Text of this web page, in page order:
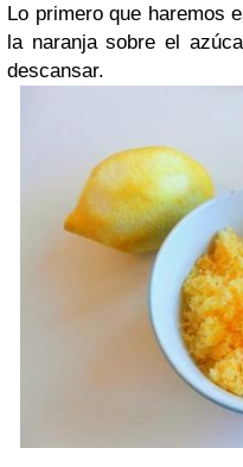
Lo primero que haremos
la naranja sobre el
descansar.